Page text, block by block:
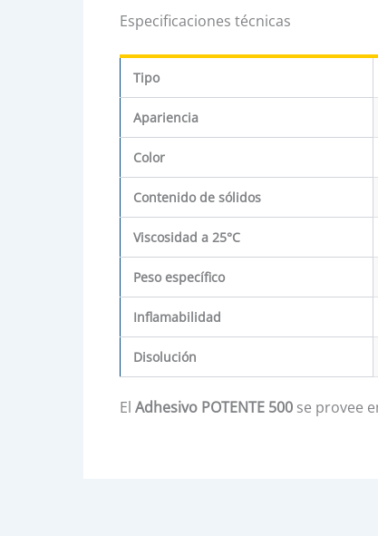
Especificaciones técnicas
Tipo
Apariencia
Color
Contenido de sólidos
Viscosidad a 25°C
Peso específico
Inflamabilidad
Disolución
El Adhesivo POTENTE 500 se provee